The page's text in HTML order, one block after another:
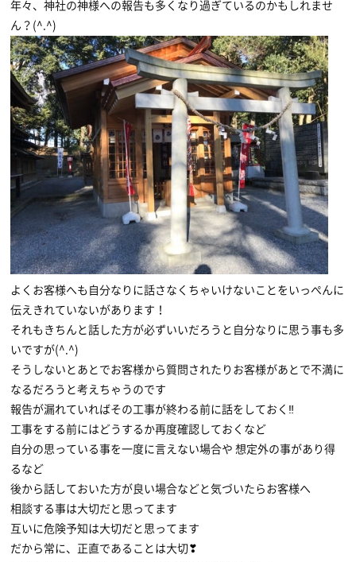
年々、神社の神様への報告も多くなり過ぎているのかもしれませ
ん？(^.^)
よくお客様へも自分なりに話さなくちゃいけないことをいっぺんに
伝えきれていないがあります！
それもきちんと話した方が必ずいいだろうと自分なりに思う事も多
いですが(^.^)
そうしないとあとでお客様から質問されたりお客様があとで不満に
なるだろうと考えちゃうのです
報告が漏れていればその工事が終わる前に話をしておく‼
工事をする前にはどうするか再度確認しておくなど
自分の思っている事を一度に言えない場合や 想定外の事があり得
るなど
後から話しておいた方が良い場合などと気づいたらお客様へ
相談する事は大切だと思ってます
互いに危険予知は大切だと思ってます
だから常に、正直であることは大切❣